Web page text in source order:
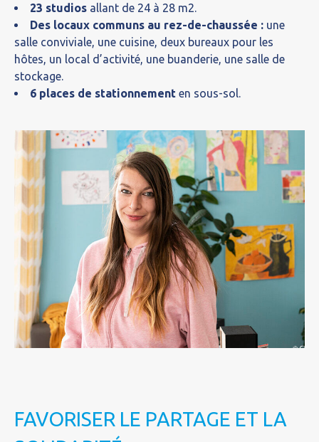
23 studios allant de 24 à 28 m2.
Des locaux communs au rez-de-chaussée : une
salle conviviale, une cuisine, deux bureaux pour les
hôtes, un local d’activité, une buanderie, une salle de
stockage.
6 places de stationnement en sous-sol.
FAVORISER LE PARTAGE ET LA